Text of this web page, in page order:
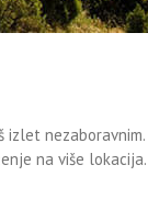
izlet nezaboravnim.
na više